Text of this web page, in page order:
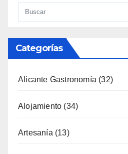
Alicante Gastronomía
Alojamiento(34)
Artesanía(13)
Costa(51)